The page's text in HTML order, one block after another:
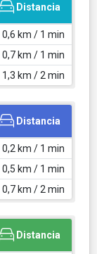
Distancia
0,6 km / 1 min
0,7 km / 1 min
1,3 km / 2 min
Distancia
0,2 km / 1 min
0,5 km / 1 min
0,7 km / 2 min
Distancia